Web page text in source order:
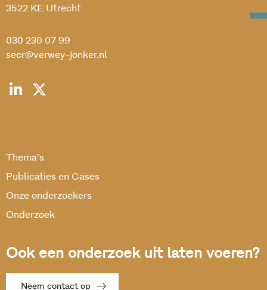
3522 KE Utrecht
030 230 07 99
secr@verwey-jonker.nl
Thema’s
Publicaties en Cases
Onze onderzoekers
Onderzoek
Ook een onderzoek uit laten voeren?
Neem contact op